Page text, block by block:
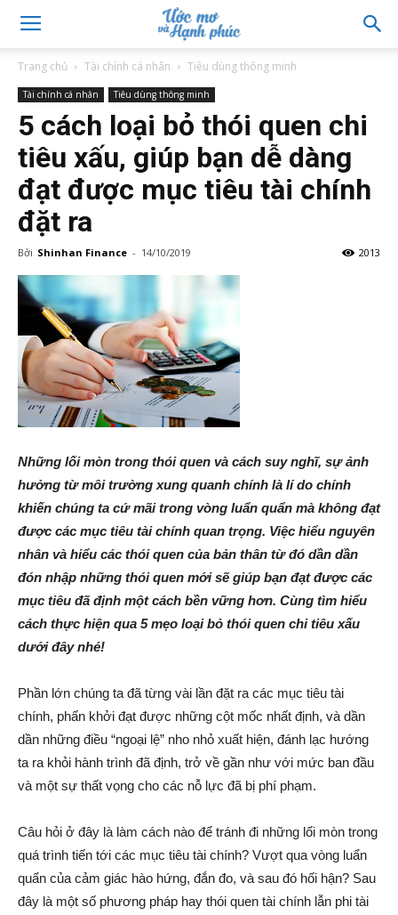
Trang chủ Tài chính cá nhân Tiêu dùng thông minh
Tài chính cá nhân Tiêu dùng thông minh
5 cách loại bỏ thói quen chi
tiêu xấu, giúp bạn dễ dàng
đạt được mục tiêu tài chính
đặt ra
Bởi Shinhan Finance - 14/10/2019 2013
Những lối mòn trong thói quen và cách suy nghĩ, sự ảnh
hưởng từ môi trường xung quanh chính là lí do chính
khiến chúng ta cứ mãi trong vòng luẩn quẩn mà không đạt
được các mục tiêu tài chính quan trọng. Việc hiểu nguyên
nhân và hiểu các thói quen của bản thân từ đó dần dần
đón nhập những thói quen mới sẽ giúp bạn đạt được các
mục tiêu đã định một cách bền vững hơn. Cùng tìm hiểu
cách thực hiện qua 5 mẹo loại bỏ thói quen chi tiêu xấu
dưới đây nhé!
Phần lớn chúng ta đã từng vài lần đặt ra các mục tiêu tài
chính, phấn khởi đạt được những cột mốc nhất định, và dần
dần những điều “ngoại lệ” nho nhỏ xuất hiện, đánh lạc hướng
ta ra khỏi hành trình đã định, trở về gần như với mức ban đầu
và một sự thất vọng cho các nỗ lực đã bị phí phạm.
Câu hỏi ở đây là làm cách nào để tránh đi những lối mòn trong
quá trình tiến tới các mục tiêu tài chính? Vượt qua vòng luẩn
quẩn của cảm giác hào hứng, đắn đo, và sau đó hối hận? Sau
đây là một số phương pháp hay thói quen tài chính lẫn phi tài